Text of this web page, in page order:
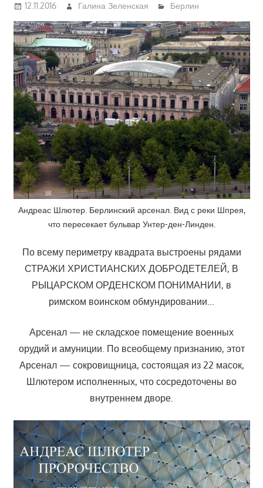
12.11.2016 Галина Зеленская Берлин
Андреас Шлютер. Берлинский арсенал. Вид с реки Шпрея,
что пересекает бульвар Унтер-ден-Линден.
По всему периметру квадрата выстроены рядами
СТРАЖИ ХРИСТИАНСКИХ ДОБРОДЕТЕЛЕЙ, В
РЫЦАРСКОМ ОРДЕНСКОМ ПОНИМАНИИ, в
римском воинском обмундировании…
Арсенал — не складское помещение военных
орудий и амуниции. По всеобщему признанию, этот
Арсенал — сокровищница, состоящая из 22 масок,
Шлютером исполненных, что сосредоточены во
внутреннем дворе.